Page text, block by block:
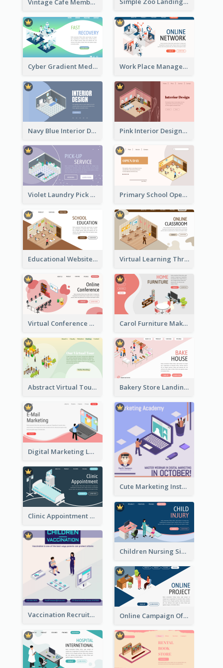
Vintage Cafe Membership Registration Page With Isometric Graphics
Cyber Gradient Medical Appointment Banner With Isometric Diagram Work Place Management Workshop Landing Page
Navy Blue Interior Designer Website With Isometric Diagram Pink Interior Designer Landing Page With Isometric Graphics
Violet Laundry Pick Up Service With Isometric Diagram Primary School Opening Day With Isometric Diagram
Educational Website Registration With Isometric Diagram Virtual Learning Through Classroom With Isometric Diagram
Virtual Conference Software Intro Landing Page Carol Furniture Maker Landing Page With Isometric Display
Abstract Virtual Tour Booking Landing Page Bakery Store Landing Page With Isometric Graphics
Digital Marketing Landing Site With Interesting Isometric Graphic
Cute Marketing Instagram Post With Isometric Diagram
Clinic Appointment Landing Page With Isometric Diagram
Children Nursing Sign Up Page With Isometric Diagram
Vaccination Recruitment Instagram Post With Isometric Diagram Online Campaign Of Recruiting Donors With Isometric Display